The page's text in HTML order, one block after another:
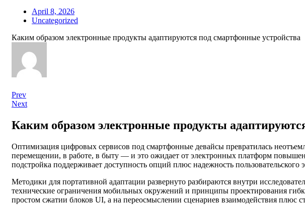
April 8, 2026
Uncategorized
Каким образом электронные продукты адаптируются под смартфонные устройства
Prev
Next
Каким образом электронные продукты
Оптимизация цифровых сервисов под смартфонные девайсы превратилась
перемещении, в работе, в быту — и это ожидает от электронных платформ
подстройка поддерживает доступность опций плюс надежность
Методики для портативной адаптации развернуто разбираются внутри
технические ограничения мобильных окружений и принципы проектирования
простом сжатии блоков UI, а на переосмыслении сценариев взаимодействия плюс